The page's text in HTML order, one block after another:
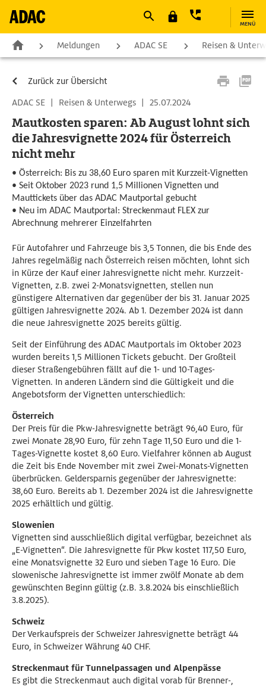
MENÜ
Meldungen ADAC SE Reisen &
Zurück zur Übersicht
ADAC SE | Reisen & Unterwegs | 25.07.2024
Mautkosten sparen: Ab August lohnt sich
die Jahresvignette 2024 für Österreich
nicht mehr
• Österreich: Bis zu 38,60 Euro sparen mit Kurzzeit-Vignetten
• Seit Oktober 2023 rund 1,5 Millionen Vignetten und
Mauttickets über das ADAC Mautportal gebucht
• Neu im ADAC Mautportal: Streckenmaut FLEX zur
Abrechnung mehrerer Einzelfahrten
Für Autofahrer und Fahrzeuge bis 3,5 Tonnen, die bis Ende des
Jahres regelmäßig nach Österreich reisen möchten, lohnt sich
in Kürze der Kauf einer Jahresvignette nicht mehr. Kurzzeit-
Vignetten, z.B. zwei 2-Monatsvignetten, stellen nun
günstigere Alternativen dar gegenüber der bis 31. Januar 2025
gültigen Jahresvignette 2024. Ab 1. Dezember 2024 ist dann
die neue Jahresvignette 2025 bereits gültig.
Seit der Einführung des ADAC Mautportals im Oktober 2023
wurden bereits 1,5 Millionen Tickets gebucht. Der Großteil
dieser Straßengebühren fällt auf die 1- und 10-Tages-
Vignetten. In anderen Ländern sind die Gültigkeit und die
Angebotsform der Vignetten unterschiedlich:
Österreich
Der Preis für die Pkw-Jahresvignette beträgt 96,40 Euro, für
zwei Monate 28,90 Euro, für zehn Tage 11,50 Euro und die 1-
Tages-Vignette kostet 8,60 Euro. Vielfahrer können ab August
die Zeit bis Ende November mit zwei Zwei-Monats-Vignetten
überbrücken. Geldersparnis gegenüber der Jahresvignette:
38,60 Euro. Bereits ab 1. Dezember 2024 ist die Jahresvignette
2025 erhältlich und gültig.
Slowenien
Vignetten sind ausschließlich digital verfügbar, bezeichnet als
„E-Vignetten“. Die Jahresvignette für Pkw kostet 117,50 Euro,
eine Monatsvignette 32 Euro und sieben Tage 16 Euro. Die
slowenische Jahresvignette ist immer zwölf Monate ab dem
gewünschten Beginn gültig (z.B. 3.8.2024 bis einschließlich
3.8.2025).
Schweiz
Der Verkaufspreis der Schweizer Jahresvignette beträgt 44
Euro, in Schweizer Währung 40 CHF.
Streckenmaut für Tunnelpassagen und Alpenpässe
Es gibt die Streckenmaut auch digital vorab für Brenner-,